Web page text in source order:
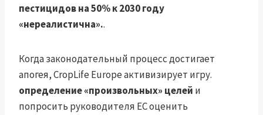
пестицидов на 50% к 2030 году
«нереалистична»..
Когда законодательный процесс достигает
апогея, CropLife Europe активизирует игру.
определение «произвольных» целей и
попросить руководителя ЕС оценить